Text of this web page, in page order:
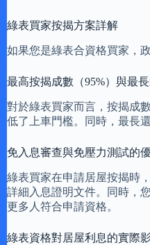
綠表買家按揭方案詳解
如果您是綠表合資格買家，
最高按揭成數（95%）與最長
對於綠表買家而言，按揭成
低了上車門檻。同時，最長
免入息審查與免壓力測試的
綠表買家在申請居屋按揭時
詳細入息證明文件。同時，
更多人符合申請資格。
綠表資格對居屋利息的實際